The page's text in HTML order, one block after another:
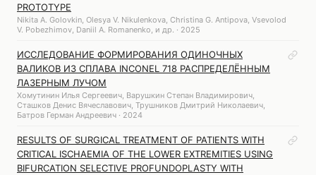
PROTOTYPE
Nikita A. Golovkin, Olesya V. Nikulenkova, Christina G. Antipova, Vsevolod
V. Pobezhimov, Daniil A. Romanenko, и др. · 2025
ИССЛЕДОВАНИЕ ФОРМИРОВАНИЯ ОДИНОЧНЫХ
ВАЛИКОВ ИЗ СПЛАВА INCONEL 718 РАСПРЕДЕЛЁННЫМ
ЛАЗЕРНЫМ ЛУЧОМ
Хомутинин Илья Сергеевич, Варушкин Степан Владимирович,
Сташков Денис Вячеславович, Трушников Дмитрий Николаевич,
Батров Герман Андреевич · 2024
RESULTS OF SURGICAL TREATMENT OF PATIENTS WITH
CRITICAL ISCHAEMIA OF THE LOWER EXTREMITIES USING
BIFURCATION SELECTIVE PROFUNDOPLASTY WITH